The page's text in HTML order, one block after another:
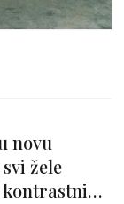
novu
žele